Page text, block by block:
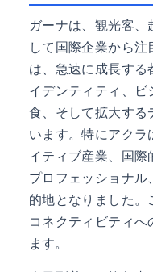
ガーナは、観光客
して国際企業から
は、急速に成長す
イデンティティ、ビ
食、そして拡大する
います。特にアク
イティブ産業、国際
プロフェッショナル
的地となりました
コネクティビティ
ます。